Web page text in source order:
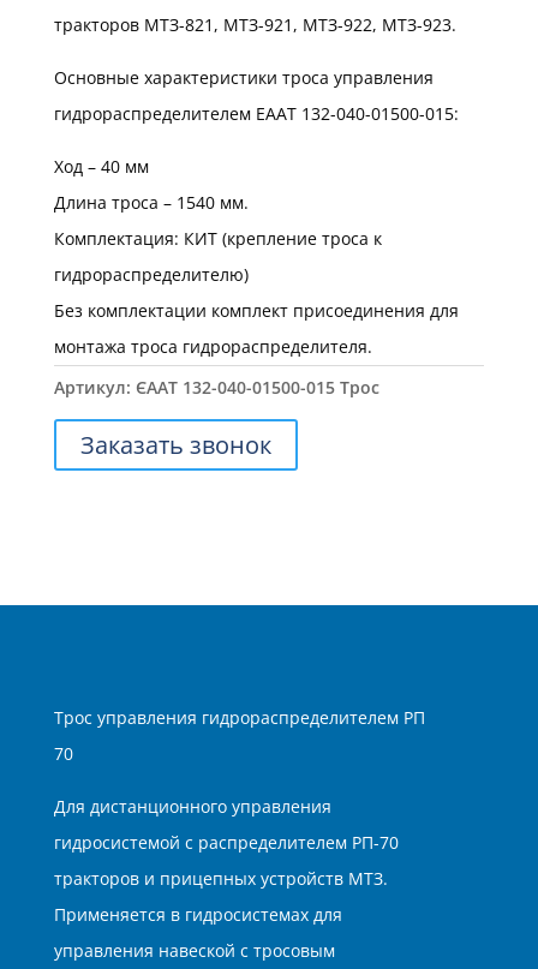
тракторов МТЗ-821, МТЗ-921, МТЗ-922, МТЗ-923.
Основные характеристики троса управления
гидрораспределителем ЕААТ 132-040-01500-015:
Ход – 40 мм
Длина троса – 1540 мм.
Комплектация: КИТ (крепление троса к
гидрораспределителю)
Без комплектации комплект присоединения для
монтажа троса гидрораспределителя.
Артикул: ЄААТ 132-040-01500-015 Трос
Заказать звонок
Трос управления гидрораспределителем РП
70
Для дистанционного управления
гидросистемой с распределителем РП-70
тракторов и прицепных устройств МТЗ.
Применяется в гидросистемах для
управления навеской с тросовым